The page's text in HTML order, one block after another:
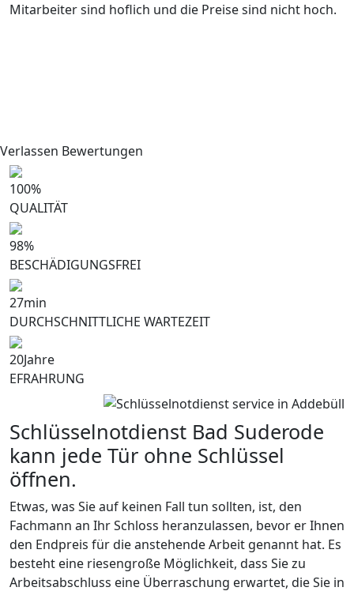
Mitarbeiter sind hoflich und die Preise sind nicht hoch.
Verlassen Bewertungen
100%
QUALITÄT
98%
BESCHÄDIGUNGSFREI
27min
DURCHSCHNITTLICHE WARTEZEIT
20Jahre
EFRAHRUNG
Schlüsselnotdienst Bad Suderode
kann jede Tür ohne Schlüssel
öffnen.
Etwas, was Sie auf keinen Fall tun sollten, ist, den
Fachmann an Ihr Schloss heranzulassen, bevor er Ihnen
den Endpreis für die anstehende Arbeit genannt hat. Es
besteht eine riesengroße Möglichkeit, dass Sie zu
Arbeitsabschluss eine Überraschung erwartet, die Sie in